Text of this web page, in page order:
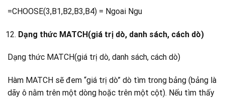
=CHOOSE(3,B1,B2,B3,B4) = Ngoai Ngu
Dạng thức MATCH(giá trị dò, danh sách, cách dò)
Dạng thức MATCH(giá trị dò, danh sách, cách dò)
Hàm MATCH sẽ đem “giá trị dò” dò tìm trong bảng (bảng là
dãy ô nằm trên một dòng hoặc trên một cột). Nếu tìm thấy